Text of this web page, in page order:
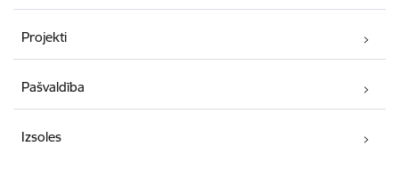
Projekti
Pašvaldība
Izsoles